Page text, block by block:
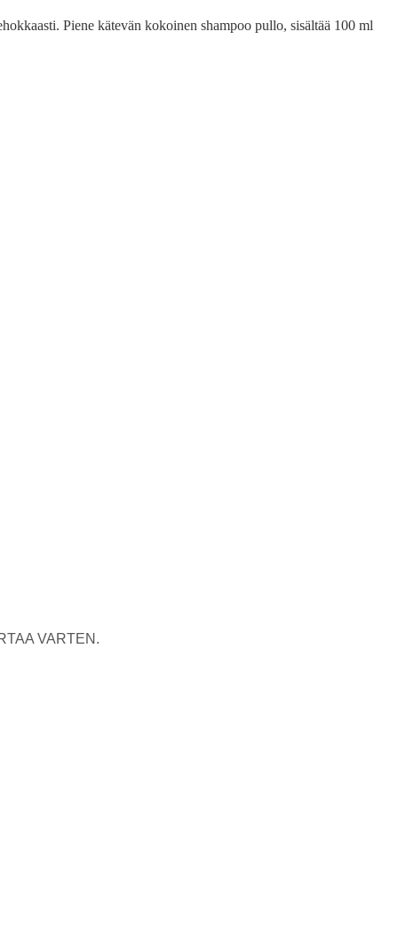
Piene kätevän kokoinen shampoo pullo, sisältää 100 ml
VARTEN.